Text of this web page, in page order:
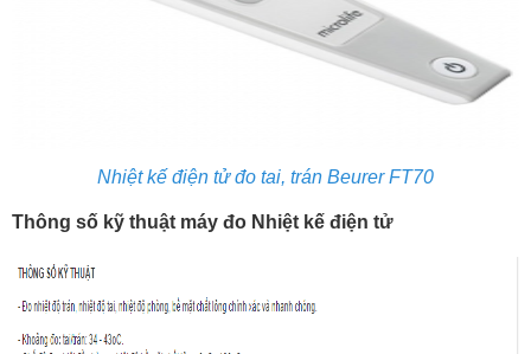
Nhiệt kế điện tử đo tai, trán Beurer FT70
Thông số kỹ thuật máy đo Nhiệt kế điện tử